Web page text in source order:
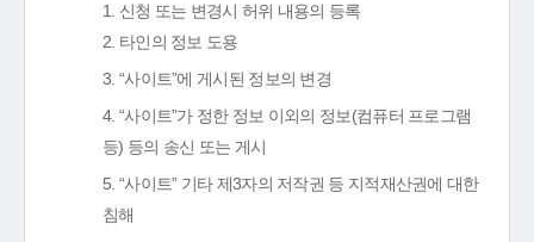
1. 신청 또는 변경시 허위 내용의 등록
2. 타인의 정보 도용
3. “사이트”에 게시된 정보의 변경
4. “사이트”가 정한 정보 이외의 정보(컴퓨터 프로그램
등) 등의 송신 또는 게시
5. “사이트” 기타 제3자의 저작권 등 지적재산권에 대한
침해